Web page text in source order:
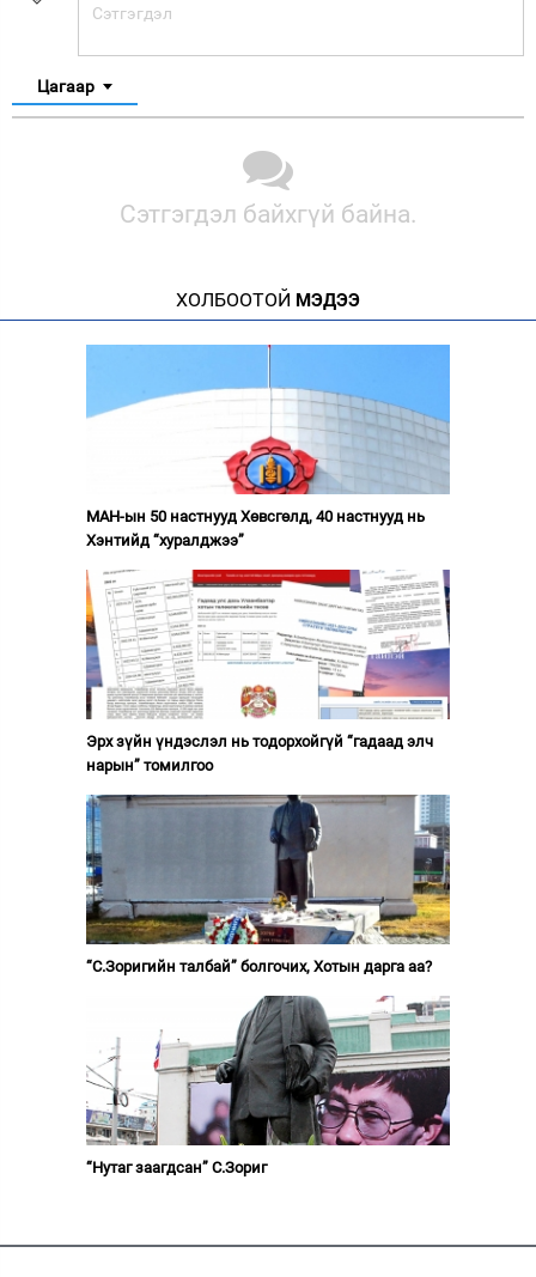
Цагаар
Сэтгэгдэл байхгүй байна.
ХОЛБООТОЙ МЭДЭЭ
МАН-ын 50 настнууд Хөвсгөлд, 40 настнууд нь
Хэнтийд “хуралджээ”
Эрх зүйн үндэслэл нь тодорхойгүй “гадаад элч
нарын” томилгоо
“С.Зоригийн талбай” болгочих, Хотын дарга аа?
“Нутаг заагдсан” С.Зориг